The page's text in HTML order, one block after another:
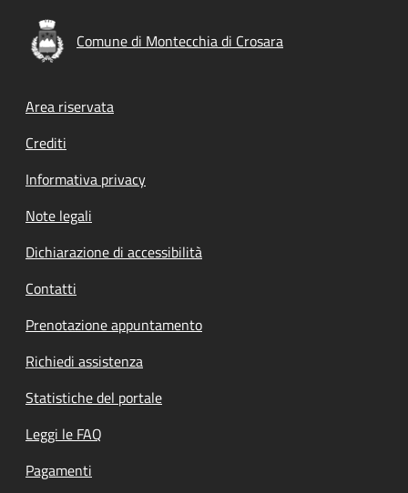
Comune di Montecchia di Crosara
Footer menu
Area riservata
Crediti
Informativa privacy
Note legali
Dichiarazione di accessibilità
Contatti
Prenotazione appuntamento
Richiedi assistenza
Statistiche del portale
Leggi le FAQ
Pagamenti